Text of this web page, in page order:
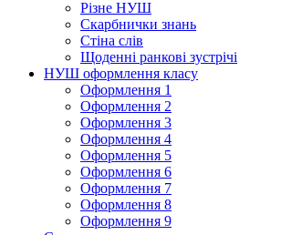
Різне НУШ
Скарбнички знань
Стіна слів
Щоденні ранкові зустрічі
НУШ оформлення класу
Оформлення 1
Оформлення 2
Оформлення 3
Оформлення 4
Оформлення 5
Оформлення 6
Оформлення 7
Оформлення 8
Оформлення 9